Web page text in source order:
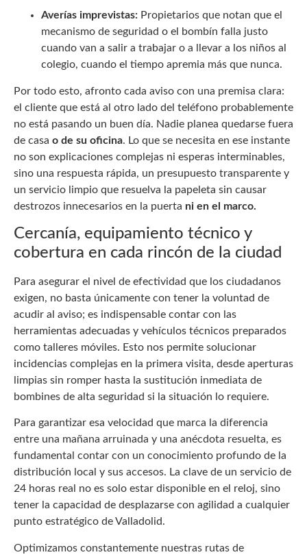
Averías imprevistas: Propietarios que notan que el
mecanismo de seguridad o el bombín falla justo
cuando van a salir a trabajar o a llevar a los niños al
colegio, cuando el tiempo apremia más que nunca.
Por todo esto, afronto cada aviso con una premisa clara:
el cliente que está al otro lado del teléfono probablemente
no está pasando un buen día. Nadie planea quedarse fuera
de casa o de su oficina. Lo que se necesita en ese instante
no son explicaciones complejas ni esperas interminables,
sino una respuesta rápida, un presupuesto transparente y
un servicio limpio que resuelva la papeleta sin causar
destrozos innecesarios en la puerta ni en el marco.
Cercanía, equipamiento técnico y
cobertura en cada rincón de la ciudad
Para asegurar el nivel de efectividad que los ciudadanos
exigen, no basta únicamente con tener la voluntad de
acudir al aviso; es indispensable contar con las
herramientas adecuadas y vehículos técnicos preparados
como talleres móviles. Esto nos permite solucionar
incidencias complejas en la primera visita, desde aperturas
limpias sin romper hasta la sustitución inmediata de
bombines de alta seguridad si la situación lo requiere.
Para garantizar esa velocidad que marca la diferencia
entre una mañana arruinada y una anécdota resuelta, es
fundamental contar con un conocimiento profundo de la
distribución local y sus accesos. La clave de un servicio de
24 horas real no es solo estar disponible en el reloj, sino
tener la capacidad de desplazarse con agilidad a cualquier
punto estratégico de Valladolid.
Optimizamos constantemente nuestras rutas de